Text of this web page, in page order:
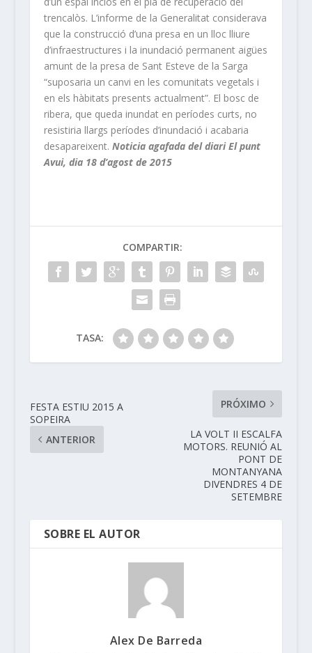
trencalòs. L’informe de la Generalitat considerava
que la construcció d’una presa en un lloc lliure
d’infraestructures i la inundació permanent aigües
amunt de la presa de Sant Esteve de la Sarga
“suposaria un canvi en les comunitats vegetals i
en els hàbitats presents actualment”. El bosc de
ribera, que queda inundat en períodes curts, no
resistiria llargs períodes d’inundació i acabaria
desapareixent. Noticia agafada del diari El punt
Avui, dia 18 d’agost de 2015
COMPARTIR:
TASA:
FESTA ESTIU 2015 A
SOPEIRA
ANTERIOR
PRÓXIMO
LA VOLT II ESCALFA
MOTORS. REUNIÓ AL
PONT DE
MONTANYANA
DIVENDRES 4 DE
SETEMBRE
SOBRE EL AUTOR
Alex De Barreda